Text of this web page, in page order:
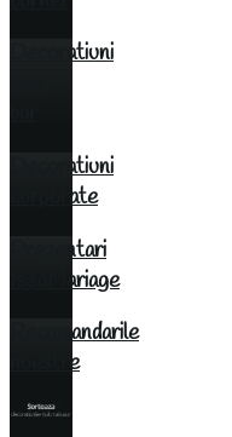
Decoratiuni
Decoratiuni
corporate
Prezentari
IssaMariage
Recomandarile
noastre